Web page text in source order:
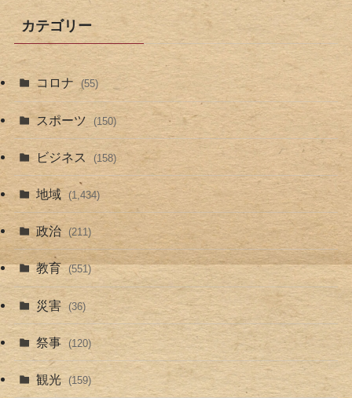
カテゴリー
コロナ (55)
スポーツ (150)
ビジネス (158)
地域 (1,434)
政治 (211)
教育 (551)
災害 (36)
祭事 (120)
観光 (159)